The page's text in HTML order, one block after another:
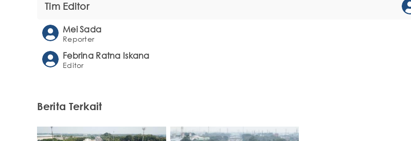
Tim Editor
Mei Sada
Reporter
Febrina Ratna Iskana
Editor
Berita Terkait